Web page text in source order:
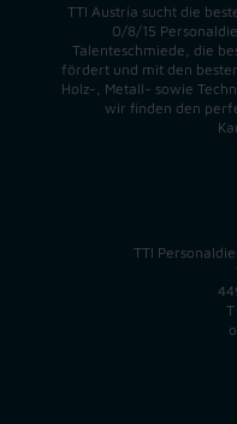
TTI Austria sucht die
0/8/15
Talenteschmiede, die
fördert und mit den
Holz-, Metall- sowie
wir finden den
TTI
T